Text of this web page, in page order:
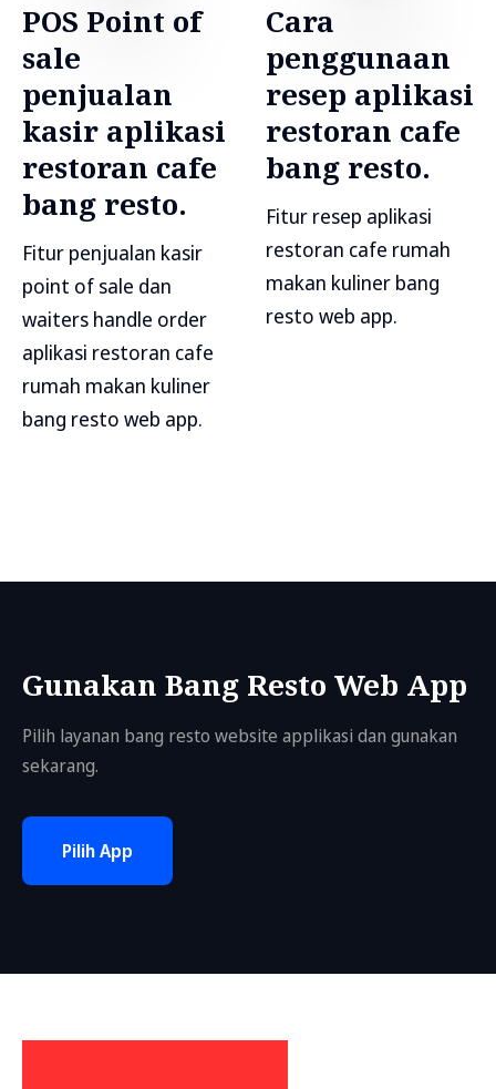
POS Point of
sale
penjualan
kasir aplikasi
restoran cafe
bang resto.
Fitur penjualan kasir
point of sale dan
waiters handle order
aplikasi restoran cafe
rumah makan kuliner
bang resto web app.
Cara
penggunaan
resep aplikasi
restoran cafe
bang resto.
Fitur resep aplikasi
restoran cafe rumah
makan kuliner bang
resto web app.
Gunakan Bang Resto Web App
Pilih layanan bang resto website applikasi dan gunakan
sekarang.
Pilih App